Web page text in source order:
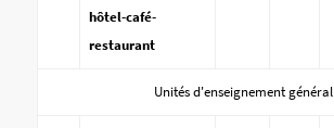
hôtel-café-
restaurant
Unités d'enseignement général